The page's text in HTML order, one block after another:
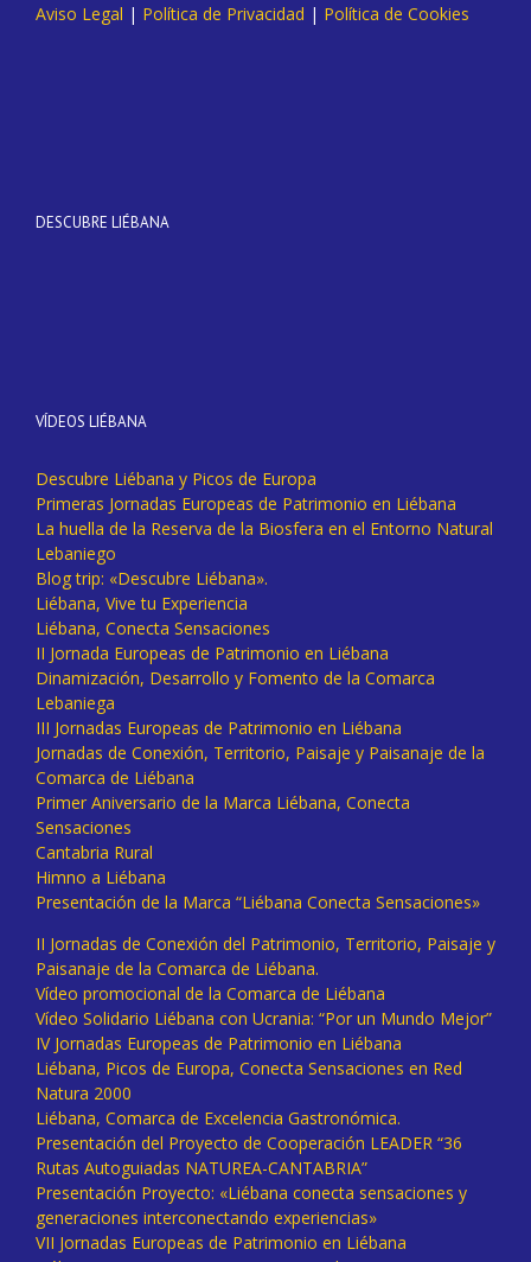
Aviso Legal | Política de Privacidad | Política de Cookies
DESCUBRE LIÉBANA
VÍDEOS LIÉBANA
Descubre Liébana y Picos de Europa
Primeras Jornadas Europeas de Patrimonio en Liébana
La huella de la Reserva de la Biosfera en el Entorno Natural
Lebaniego
Blog trip: «Descubre Liébana».
Liébana, Vive tu Experiencia
Liébana, Conecta Sensaciones
II Jornada Europeas de Patrimonio en Liébana
Dinamización, Desarrollo y Fomento de la Comarca
Lebaniega
III Jornadas Europeas de Patrimonio en Liébana
Jornadas de Conexión, Territorio, Paisaje y Paisanaje de la
Comarca de Liébana
Primer Aniversario de la Marca Liébana, Conecta
Sensaciones
Cantabria Rural
Himno a Liébana
Presentación de la Marca “Liébana Conecta Sensaciones»
II Jornadas de Conexión del Patrimonio, Territorio, Paisaje y
Paisanaje de la Comarca de Liébana.
Vídeo promocional de la Comarca de Liébana
Vídeo Solidario Liébana con Ucrania: “Por un Mundo Mejor”
IV Jornadas Europeas de Patrimonio en Liébana
Liébana, Picos de Europa, Conecta Sensaciones en Red
Natura 2000
Liébana, Comarca de Excelencia Gastronómica.
Presentación del Proyecto de Cooperación LEADER “36
Rutas Autoguiadas NATUREA-CANTABRIA”
Presentación Proyecto: «Liébana conecta sensaciones y
generaciones interconectando experiencias»
VII Jornadas Europeas de Patrimonio en Liébana